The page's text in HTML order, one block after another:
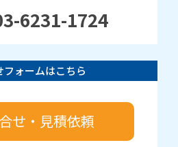
6231-1724
フォームはこちら
せ・見積依頼